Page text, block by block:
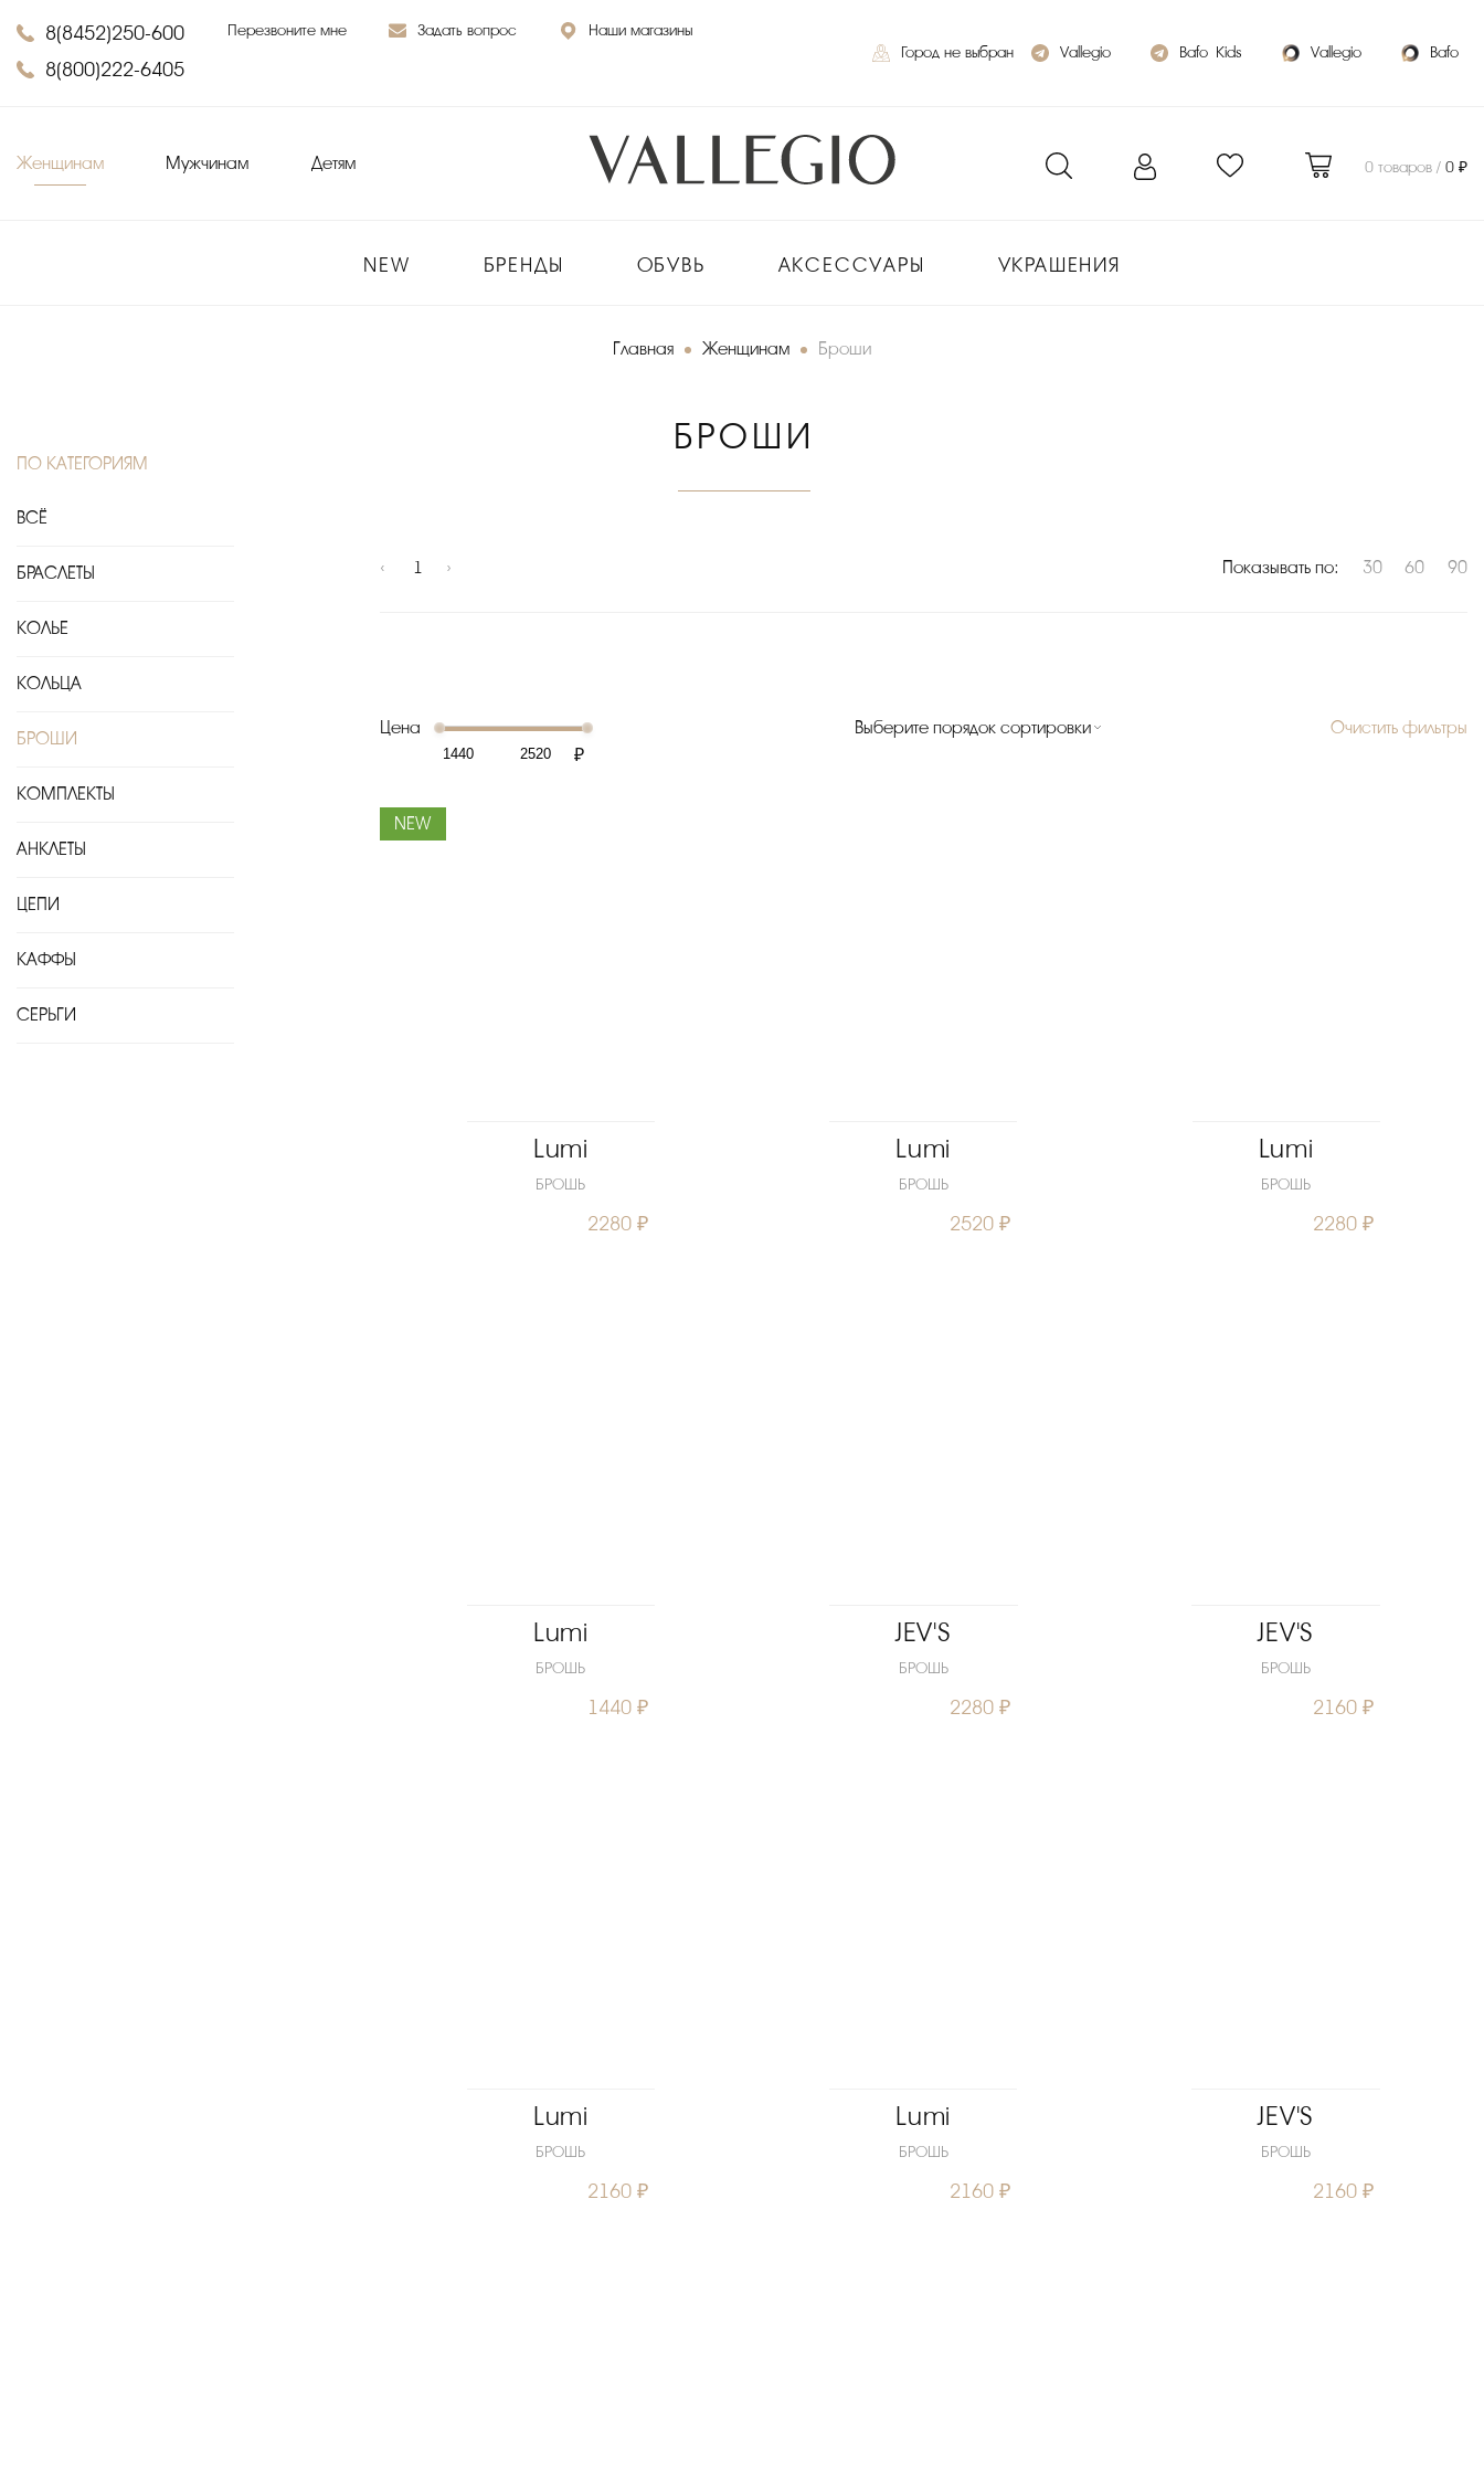
8(8452)250-600
8(800)222-6405
Перезвоните мне Задать вопрос
Наши магазины
Город не выбран
Vallegio Bafo_Kids Vallegio Bafo
Женщинам Мужчинам Детям 0 товаров /0 ₽
NEW БРЕНДЫ ОБУВЬ АКСЕССУАРЫ УКРАШЕНИЯ
Главная Женщинам Броши
ПО КАТЕГОРИЯМ
ВСЁ
БРАСЛЕТЫ
КОЛЬЕ
КОЛЬЦА
БРОШИ
КОМПЛЕКТЫ
АНКЛЕТЫ
ЦЕПИ
КАФФЫ
СЕРЬГИ
БРОШИ
‹ 1 › Показывать по: 30 60 90
Цена
₽
Выберите порядок сортировки Очистить фильтры
NEW
Lumi
БРОШЬ
2280 ₽
Lumi
БРОШЬ
2520 ₽
Lumi
БРОШЬ
2280 ₽
Lumi
БРОШЬ
1440 ₽
JEV'S
БРОШЬ
2280 ₽
JEV'S
БРОШЬ
2160 ₽
Lumi
БРОШЬ
2160 ₽
Lumi
БРОШЬ
2160 ₽
JEV'S
БРОШЬ
2160 ₽